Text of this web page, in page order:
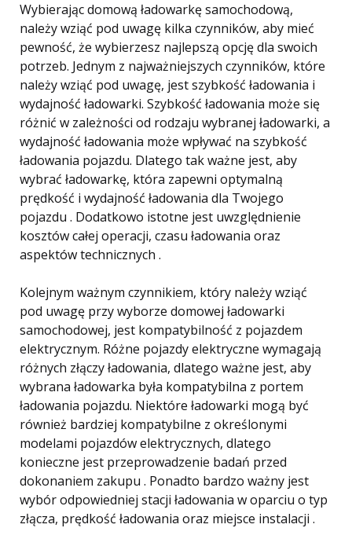
Wybierając domową ładowarkę samochodową,
należy wziąć pod uwagę kilka czynników, aby mieć
pewność, że wybierzesz najlepszą opcję dla swoich
potrzeb. Jednym z najważniejszych czynników, które
należy wziąć pod uwagę, jest szybkość ładowania i
wydajność ładowarki. Szybkość ładowania może się
różnić w zależności od rodzaju wybranej ładowarki, a
wydajność ładowania może wpływać na szybkość
ładowania pojazdu. Dlatego tak ważne jest, aby
wybrać ładowarkę, która zapewni optymalną
prędkość i wydajność ładowania dla Twojego
pojazdu . Dodatkowo istotne jest uwzględnienie
kosztów całej operacji, czasu ładowania oraz
aspektów technicznych .
Kolejnym ważnym czynnikiem, który należy wziąć
pod uwagę przy wyborze domowej ładowarki
samochodowej, jest kompatybilność z pojazdem
elektrycznym. Różne pojazdy elektryczne wymagają
różnych złączy ładowania, dlatego ważne jest, aby
wybrana ładowarka była kompatybilna z portem
ładowania pojazdu. Niektóre ładowarki mogą być
również bardziej kompatybilne z określonymi
modelami pojazdów elektrycznych, dlatego
konieczne jest przeprowadzenie badań przed
dokonaniem zakupu . Ponadto bardzo ważny jest
wybór odpowiedniej stacji ładowania w oparciu o typ
złącza, prędkość ładowania oraz miejsce instalacji .